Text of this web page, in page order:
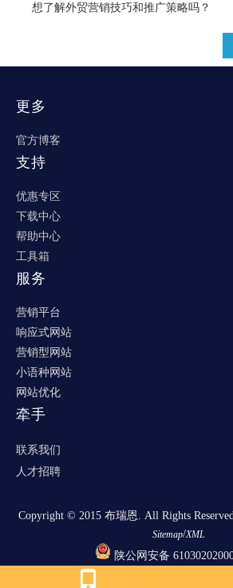
想了解外贸营销技巧和推广策略吗？
更多
官方博客
支持
优惠专区
下载中心
帮助中心
工具箱
服务
营销平台
响应式网站
营销型网站
小语种网站
网站优化
牵手
联系我们
人才招聘
Copyright © 2015 布瑞恩. All Rights
Sitemap/XML
陕公网安备